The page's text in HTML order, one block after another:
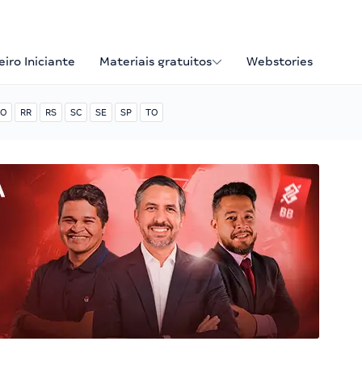
Iniciante Materiais gratuitos Webstories
RR RS SC SE SP TO